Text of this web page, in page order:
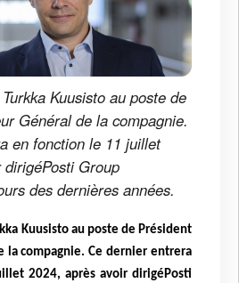
Kuusisto au poste de
Général de la compagnie.
en fonction le 11 juillet
Group
des dernières années.
Kuusisto au poste de Président
la compagnie. Ce dernier entrera
2024, après avoir dirigéPosti